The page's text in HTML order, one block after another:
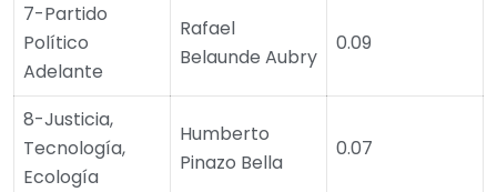
7-Partido
Político
Adelante
Rafael
Belaunde Aubry
0.09
8-Justicia,
Tecnología,
Ecología
Humberto
Pinazo Bella
0.07